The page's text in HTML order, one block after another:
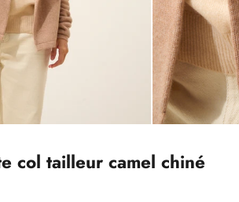
col tailleur camel chiné